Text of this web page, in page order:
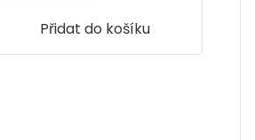
Přidat do košíku